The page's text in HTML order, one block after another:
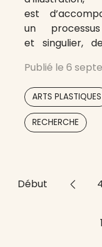
est
un
et singulier,
en étroite
l’atelier, par
de recherche
une pensée
Publié le 6
ARTS PLASTIQUES
RECHERCHE
Début <<